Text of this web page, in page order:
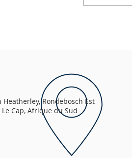
Heatherley, Rondebosch Est
Le Cap, Afrique du Sud